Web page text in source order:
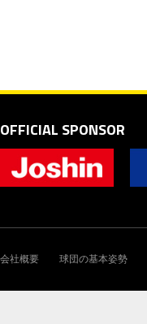
OFFICIAL SPONSOR
会社概要 球団の基本姿勢